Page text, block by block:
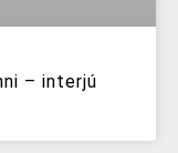
– interjú